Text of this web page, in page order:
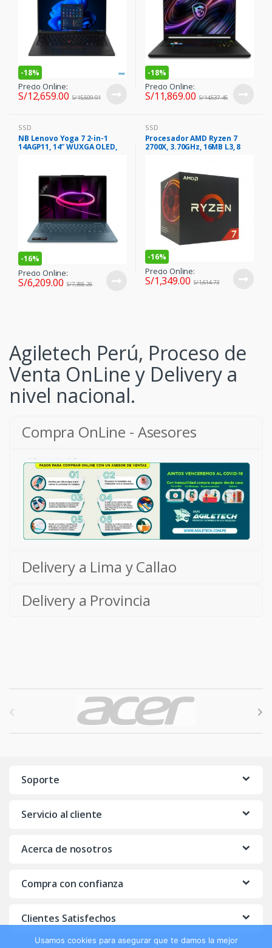
-18%
Precio Online:
S/12,659.00 S/15,509.91
-18%
Precio Online:
S/11,869.00 S/14,537.45
SSD
NB Lenovo Yoga 7 2-in-1
14AGP11, 14″ WUXGA OLED,
-16%
Precio Online:
S/6,209.00 S/7,388.26
SSD
Procesador AMD Ryzen 7
2700X, 3.70GHz, 16MB L3, 8
-16%
Precio Online:
S/1,349.00 S/1,614.73
Agiletech Perú, Proceso de
Venta OnLine y Delivery a
nivel nacional.
Compra OnLine - Asesores
Delivery a Lima y Callao
Delivery a Provincia
Soporte
Servicio al cliente
Acerca de nosotros
Compra con confianza
Clientes Satisfechos
Usamos cookies para asegurar que te damos la mejor